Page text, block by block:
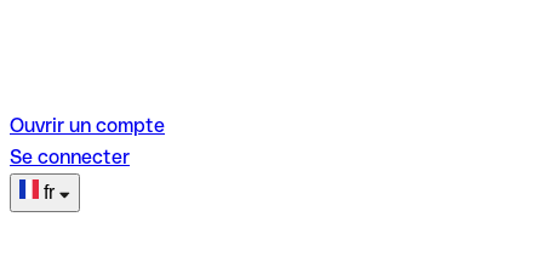
Ouvrir un compte
Se connecter
fr